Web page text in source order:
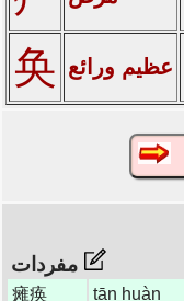
奂 عظيم ورائع
瘫痪 tān huàn